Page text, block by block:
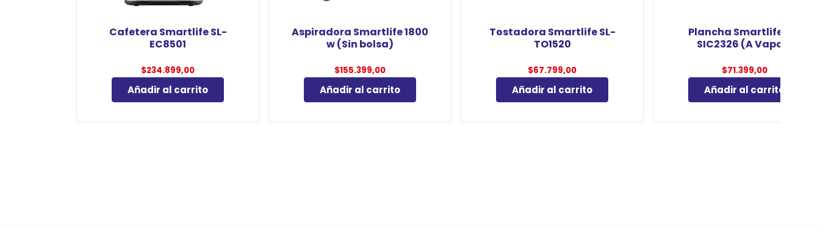
Cafetera Smartlife SL-
EC8501
$234.899,00
Añadir al carrito
Aspiradora Smartlife 1800
w (Sin bolsa)
$155.399,00
Añadir al carrito
Tostadora Smartlife SL-
TO1520
$67.799,00
Añadir al carrito
Plancha Smartlife SL-
SIC2326 (A Vapor)
$71.399,00
Añadir al carrito